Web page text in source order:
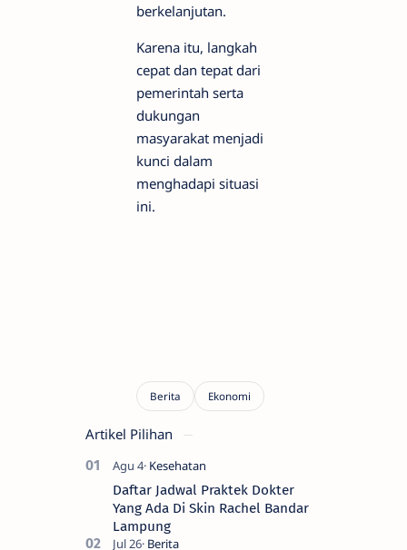
berkelanjutan.
Karena itu, langkah
cepat dan tepat dari
pemerintah serta
dukungan
masyarakat menjadi
kunci dalam
menghadapi situasi
ini.
Artikel Pilihan
Daftar Jadwal Praktek Dokter
Yang Ada Di Skin Rachel Bandar
Lampung